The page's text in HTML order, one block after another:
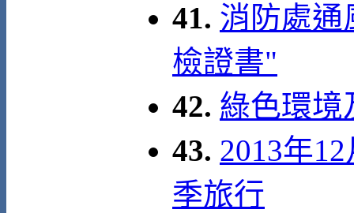
41. 消防處通
檢證書"
42. 綠色環境
43. 2013年
季旅行